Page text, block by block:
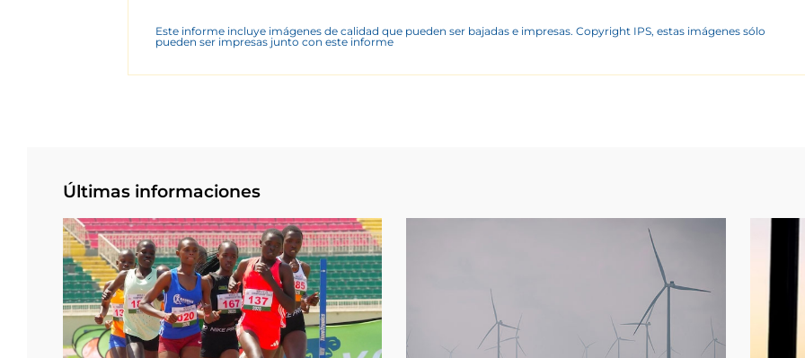
Este informe incluye imágenes de calidad que pueden ser bajadas e impresas. Copyright IPS, estas imágenes sólo
pueden ser impresas junto con este informe
Últimas informaciones